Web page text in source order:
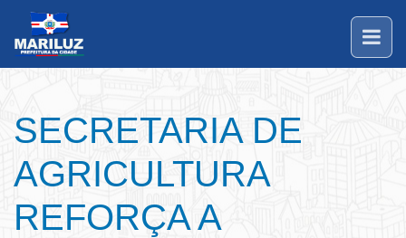
SECRETARIA DE
AGRICULTURA
REFORÇA A